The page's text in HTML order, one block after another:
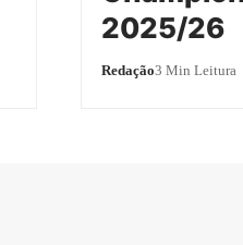
2025/26
Redação3 Min Leitura